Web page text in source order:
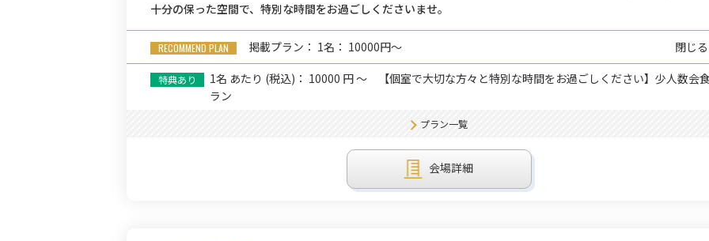
十分の保った空間で、特別な時間をお過ごしくださいませ。
掲載プラン： 1名： 10000円～
閉じる
1名 あたり (税込)： 10000 円 ～
【個室で大切な方々と特別な時間をお過ごしください】少人数会
ラン
プラン一覧
会場詳細